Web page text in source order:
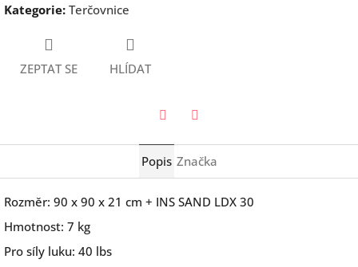
Kategorie: Terčovnice
ZEPTAT SE HLÍDAT
Popis Značka
Rozměr: 90 x 90 x 21 cm + INS SAND LDX 30
Hmotnost: 7 kg
Pro síly luku: 40 lbs